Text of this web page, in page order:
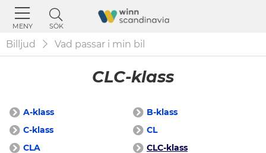
MENY SÖK
Billjud Vad passar i min bil
CLC-klass
A-klass
B-klass
C-klass
CL
CLA
CLC-klass